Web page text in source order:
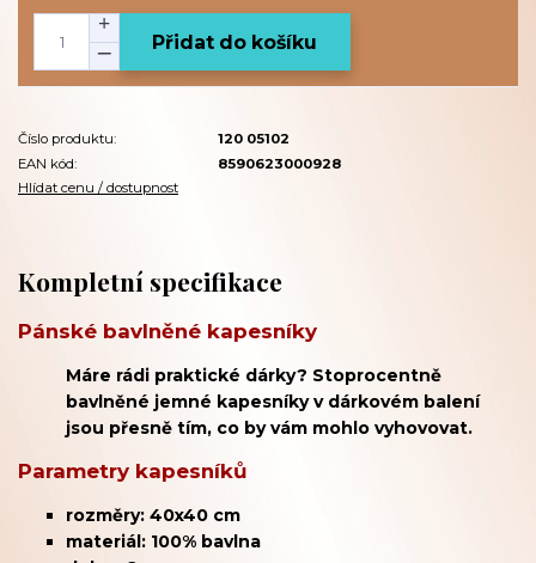
Přidat do košíku
Číslo produktu:
120 05102
EAN kód:
8590623000928
Hlídat cenu / dostupnost
Kompletní specifikace
Pánské bavlněné kapesníky
Máre rádi praktické dárky? Stoprocentně
bavlněné jemné kapesníky v dárkovém balení
jsou přesně tím, co by vám mohlo vyhovovat.
Parametry kapesníků
rozměry: 40x40 cm
materiál: 100% bavlna